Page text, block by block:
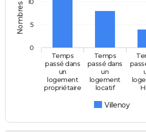
Villenoy
Temps
passé dans
un
logement
propriétaire
Temps
passé dans
un
logement
locatif
0
5